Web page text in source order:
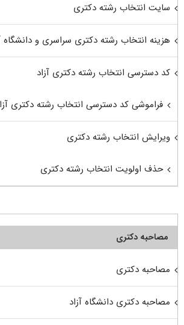
سایت انتخاب رشته دکتری
هزینه انتخاب رشته دکتری سراسری و دانشگاه
کد دسترسی انتخاب رشته دکتری آزاد
فراموشی کد دسترسی انتخاب رشته دکتری
ویرایش انتخاب رشته دکتری
حذف اولویت انتخاب رشته دکتری
مصاحبه دکتری
مصاحبه دکتری
مصاحبه دکتری دانشگاه آزاد